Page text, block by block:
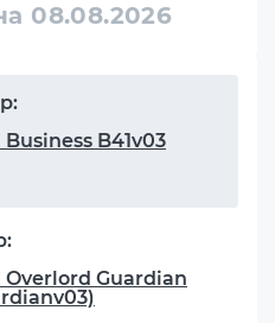
08.08.2026
B41v03
Guardian